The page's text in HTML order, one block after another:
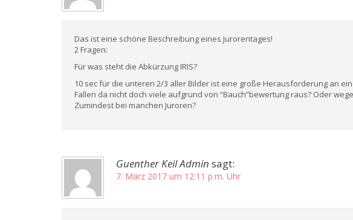
Das ist eine schöne Beschreibung eines Jurorentages!
2 Fragen:
Für was steht die Abkürzung IRIS?
10 sec für die unteren 2/3 aller Bilder ist eine große Herausforderung an
Fallen da nicht doch viele aufgrund von “Bauch”bewertung raus? Oder
Zumindest bei manchen Juroren?
Guenther Keil Admin sagt:
7. März 2017 um 12:11 p.m. Uhr